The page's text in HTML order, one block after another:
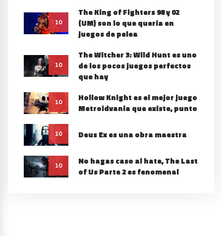
10
The King of Fighters 98 y 02
(UM) son lo que quería en
juegos de pelea
10
The Witcher 3: Wild Hunt es uno
de los pocos juegos perfectos
que hay
10
Hollow Knight es el mejor juego
Metroidvania que existe, punto
10 Deus Ex es una obra maestra
10
No hagas caso al hate, The Last
of Us Parte 2 es fenomenal